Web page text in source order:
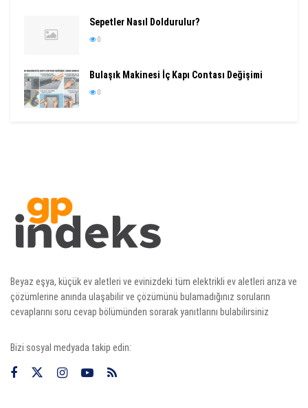
Sepetler Nasıl Doldurulur?
0
Bulaşık Makinesi İç Kapı Contası Değişimi
0
Beyaz eşya, küçük ev aletleri ve evinizdeki tüm elektrikli ev aletleri arıza ve
çözümlerine anında ulaşabilir ve çözümünü bulamadığınız soruların
cevaplarını soru cevap bölümünden sorarak yanıtlarını bulabilirsiniz
Bizi sosyal medyada takip edin: